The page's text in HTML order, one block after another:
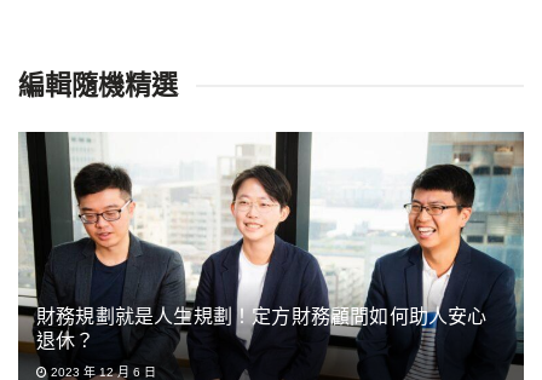
編輯隨機精選
財務規劃就是人生規劃！定方財務顧問如何助人安心
退休？
2023 年 12 月 6 日